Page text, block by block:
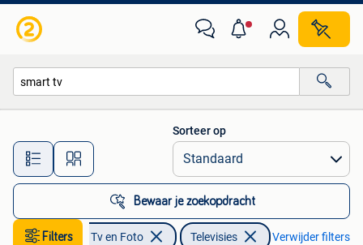
Alle afstanden…
Sorteer op
Bewaar je zoekopdracht
FiltersAudio, Tv en Foto Televisies Verwijder filters